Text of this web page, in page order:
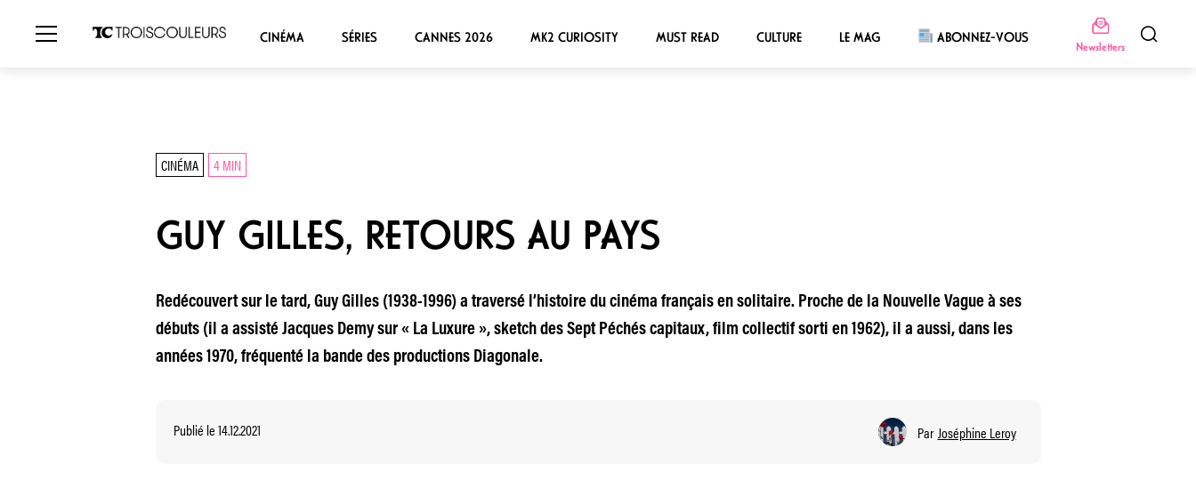
CINÉMA SÉRIES CANNES 2026 MK2 CURIOSITY MUST READ CULTURE LE MAG ABONNEZ-VOUS
Newsletters
CINÉMA 4 MIN
GUY GILLES, RETOURS AU PAYS
Redécouvert sur le tard, Guy Gilles (1938-1996) a traversé l’histoire du cinéma français en solitaire. Proche de la Nouvelle Vague à ses
débuts (il a assisté Jacques Demy sur « La Luxure », sketch des Sept Péchés capitaux, film collectif sorti en 1962), il a aussi, dans les
années 1970, fréquenté la bande des productions Diagonale.
Publié le 14.12.2021 Par Joséphine Leroy